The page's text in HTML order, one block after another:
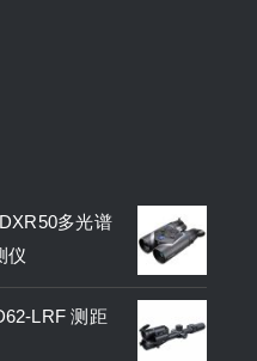
多光谱
仪
LRF 测距